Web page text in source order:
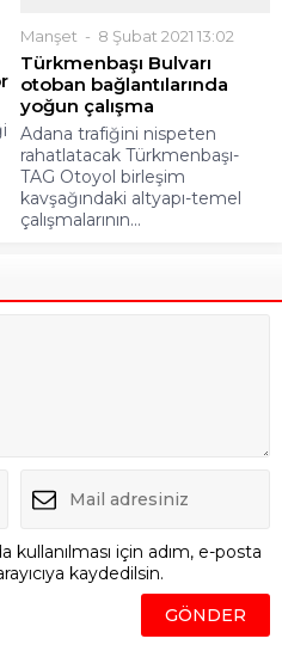
Manşet 8 Şubat 2021 13:02
Türkmenbaşı Bulvarı
otoban bağlantılarında
yoğun çalışma
Adana trafiğini nispeten
rahatlatacak Türkmenbaşı-
TAG Otoyol birleşim
kavşağındaki altyapı-temel
çalışmalarının...
kullanılması için adım, e-posta
kaydedilsin.